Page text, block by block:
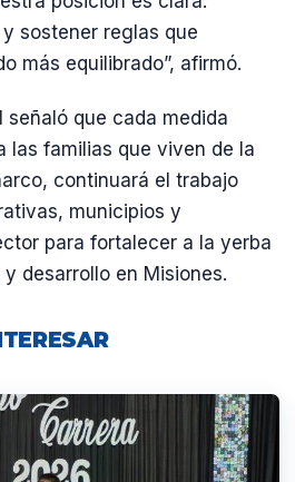
sostener reglas que
más equilibrado”, afirmó.
señaló que cada medida
las familias que viven de la
continuará el trabajo
municipios y
para fortalecer a la yerba
desarrollo en Misiones.